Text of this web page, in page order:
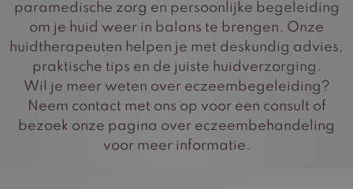
paramedische zorg en persoonlijke begeleiding
om je huid weer in balans te brengen. Onze
huidtherapeuten helpen je met deskundig advies,
praktische tips en de juiste huidverzorging.
Wil je meer weten over eczeembegeleiding?
Neem contact met ons op voor een consult of
bezoek onze pagina over eczeembehandeling
voor meer informatie.